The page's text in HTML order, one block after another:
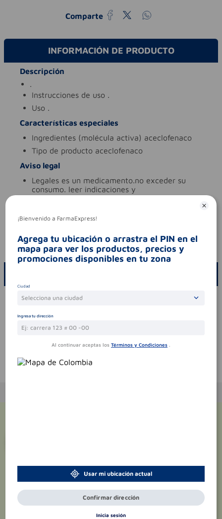
Comparte
INFORMACIÓN DE PRODUCTO
Descripción
.
instrucciones de uso .
uso .
Características especiales
ingredientes (molécula activa) aceclofenaco
tipo de producto aceclofenaco
Aviso legal
legales es un medicamento.no exceder su
consumo. leer indicaciones y
contraindicaciones. si los síntomas persisten.
síntomas .
codigo invima 2009m-0009109
Por favor, inicie sesión para escribir un comentario
Sin comentarios.
Te puede interesar
¡Bienvenido a FarmaExpress!
Agrega tu ubicación o arrastra el PIN en el
mapa para ver los productos, precios y
promociones disponibles en tu zona
Ciudad
Selecciona una ciudad
Ingresa tu dirección
Al continuar aceptas los Términos y Condiciones .
Usar mi ubicación actual
Confirmar dirección
Inicia sesión